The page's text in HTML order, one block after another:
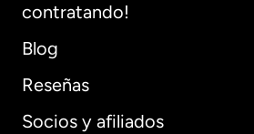
contratando!
Blog
Reseñas
Socios y afiliados